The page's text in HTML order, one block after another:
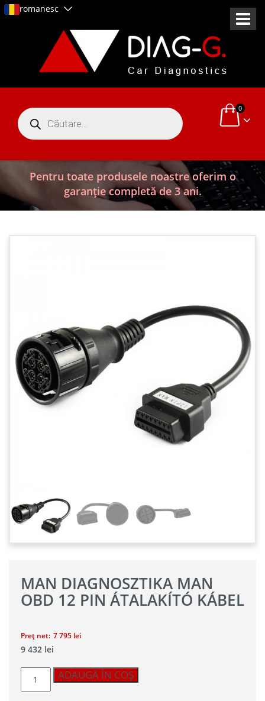
romanesc
Products
search
0
Pentru toate produsele noastre oferim o
garanție completă de 3 ani.
MAN DIAGNOSZTIKA MAN
OBD 12 PIN ÁTALAKÍTÓ KÁBEL
Preț net: 7 795 lei
9 432 lei
Cantitate
MAN
ADAUGĂ ÎN COȘ